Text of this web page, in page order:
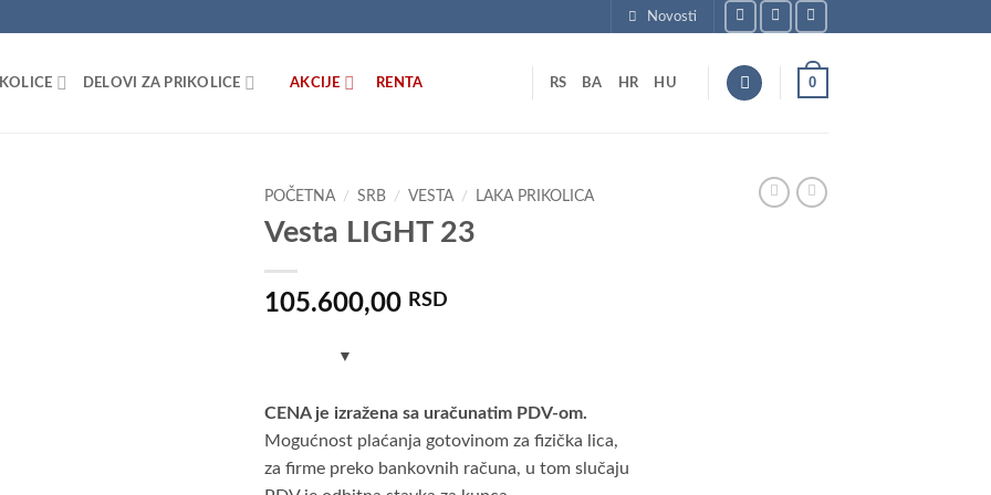
Novosti
DELOVI ZA PRIKOLICE AKCIJE RENTA RS BA HR HU 0
POČETNA / SRB / VESTA / LAKA PRIKOLICA
Vesta LIGHT 23
105.600,00 RSD
CENA je izražena sa uračunatim PDV-om.
Mogućnost plaćanja gotovinom za fizička lica,
za firme preko bankovnih računa, u tom slučaju